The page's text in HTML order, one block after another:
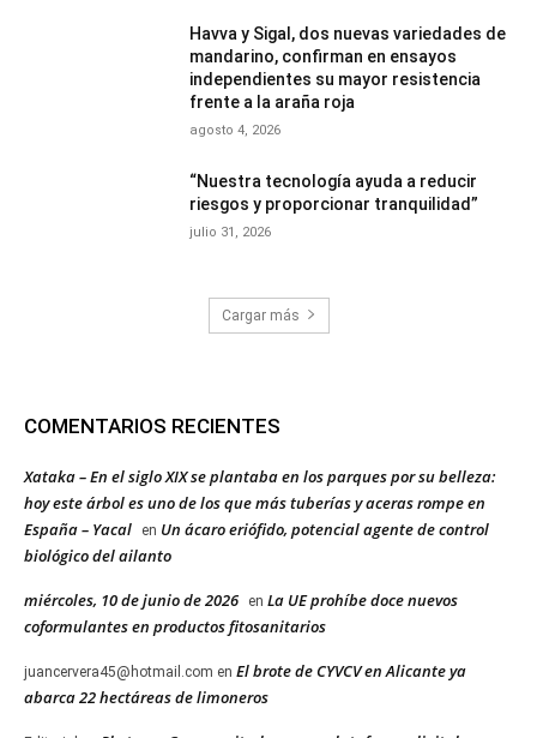
Havva y Sigal, dos nuevas variedades de
mandarino, confirman en ensayos
independientes su mayor resistencia
frente a la araña roja
agosto 4, 2026
“Nuestra tecnología ayuda a reducir
riesgos y proporcionar tranquilidad”
julio 31, 2026
Cargar más
COMENTARIOS RECIENTES
Xataka – En el siglo XIX se plantaba en los parques por su belleza:
hoy este árbol es uno de los que más tuberías y aceras rompe en
España – Yacal
en Un ácaro eriófido, potencial agente de control
biológico del ailanto
miércoles, 10 de junio de 2026 en La UE prohíbe doce nuevos
coformulantes en productos fitosanitarios
juancervera45@hotmail.com en El brote de CYVCV en Alicante ya
abarca 22 hectáreas de limoneros